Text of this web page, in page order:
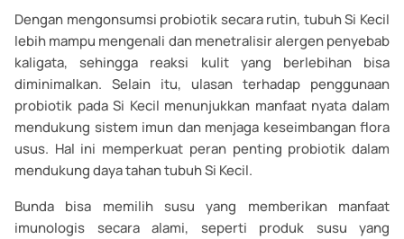
Dengan mengonsumsi probiotik secara rutin, tubuh Si Kecil
lebih mampu mengenali dan menetralisir alergen penyebab
kaligata, sehingga reaksi kulit yang berlebihan bisa
diminimalkan. Selain itu, ulasan terhadap penggunaan
probiotik pada Si Kecil menunjukkan manfaat nyata dalam
mendukung sistem imun dan menjaga keseimbangan flora
usus. Hal ini memperkuat peran penting probiotik dalam
mendukung daya tahan tubuh Si Kecil.
Bunda bisa memilih susu yang memberikan manfaat
imunologis secara alami, seperti produk susu yang